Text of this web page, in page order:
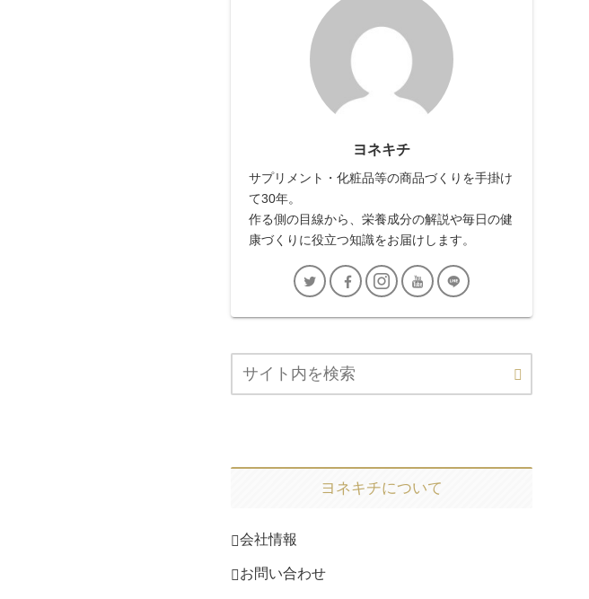
ヨネキチ
サプリメント・化粧品等の商品づくりを手掛け
て30年。
作る側の目線から、栄養成分の解説や毎日の健
康づくりに役立つ知識をお届けします。
ヨネキチについて
会社情報
お問い合わせ